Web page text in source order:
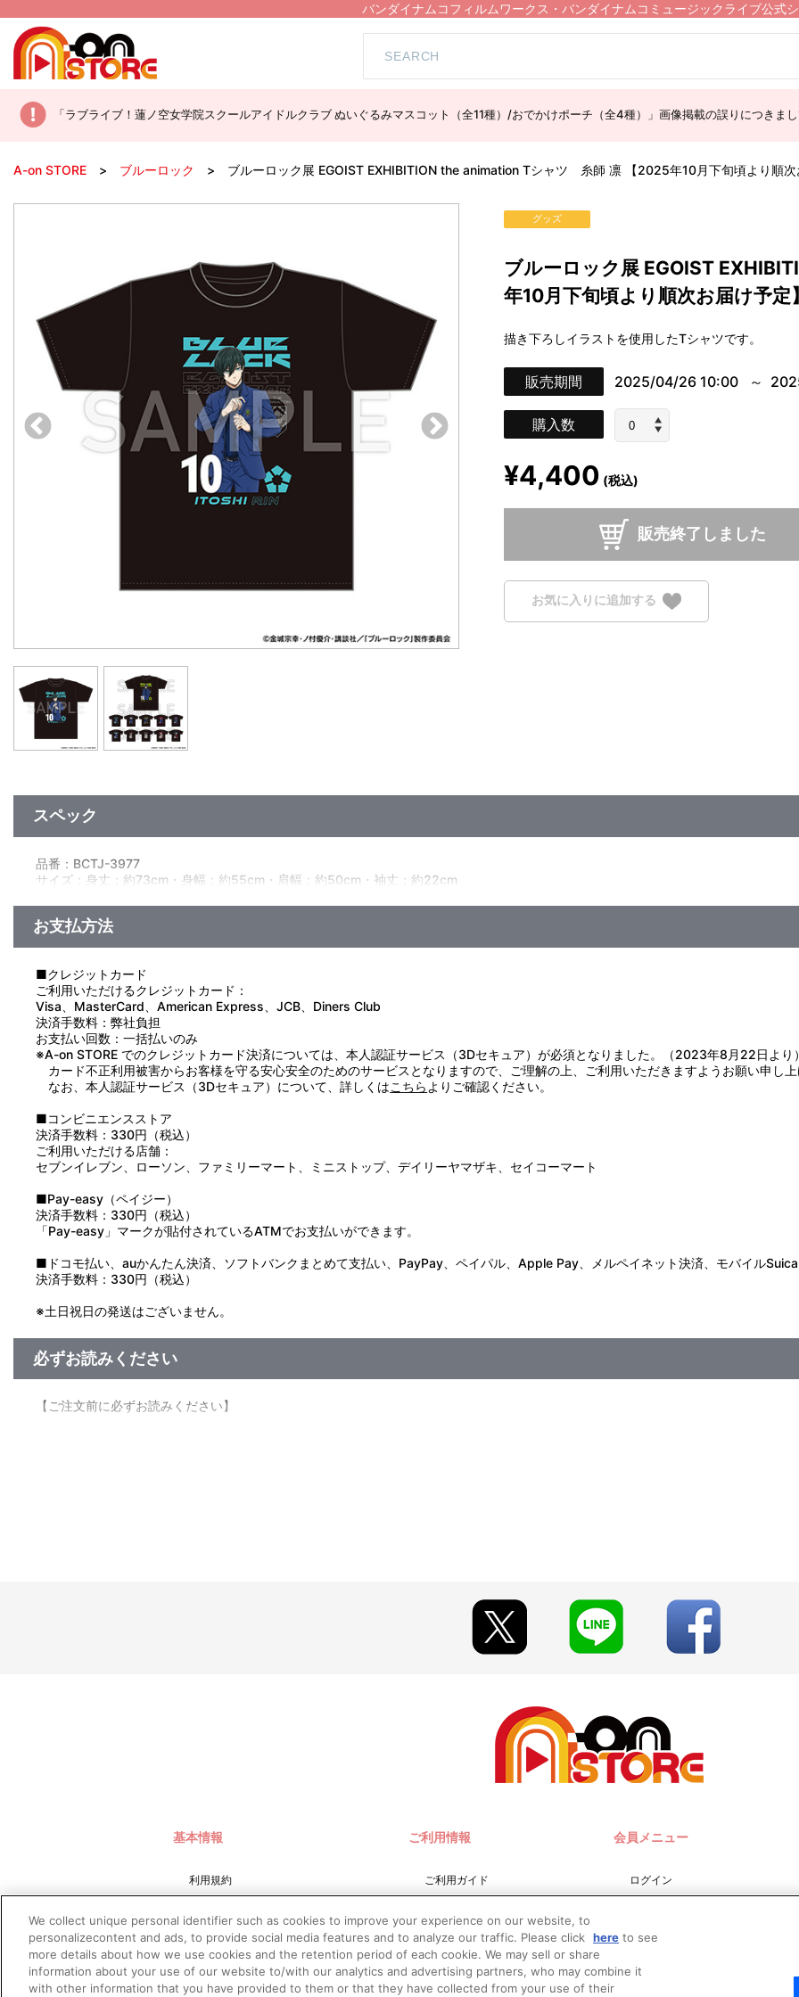
バンダイナムコフィルムワークス・バンダイナムコミュージックライブ公式
「ラブライブ！蓮ノ空女学院スクールアイドルクラブ ぬいぐるみマスコット（全11種）/おでかけポーチ（全4種）」画像掲載の誤りにつきま
A-on STORE ブルーロック ブルーロック展 EGOIST EXHIBITION the animation Tシャツ 糸師 凛 【2025年10月下旬頃より順次
グッズ
ブルーロック展 EGOIST
年10月下旬頃より順次お届け予定】
描き下ろしイラストを使用したTシャツです。
販売期間 2025/04/26 10:00
購入数
¥4,400 (税込)
販売終了しました
お気に入りに追加する
スペック
品番：BCTJ-3977
サイズ：身丈：約73cm・身幅：約55cm・肩幅：約50cm・袖丈：約22cm
お支払方法
■クレジットカード
ご利用いただけるクレジットカード：
Visa、MasterCard、American Express、JCB、Diners Club
決済手数料：弊社負担
お支払い回数：一括払いのみ
※A-on STORE でのクレジットカード決済については、本人認証サービス（3Dセキュア）が必須となりました。（2023年8月22日より）
カード不正利用被害からお客様を守る安心安全のためのサービスとなりますので、ご理解の上、ご利用いただきますようお願い申し上
なお、本人認証サービス（3Dセキュア）について、詳しくはこちら よりご確認ください。
■コンビニエンスストア
決済手数料：330円（税込）
ご利用いただける店舗：
セブンイレブン、ローソン、ファミリーマート、ミニストップ、デイリーヤマザキ、セイコーマート
■Pay-easy（ペイジー）
決済手数料：330円（税込）
「Pay-easy」マークが貼付されているATMでお支払いができます。
■ドコモ払い、auかんたん決済、ソフトバンクまとめて支払い、PayPay、ペイパル、Apple Pay、メルペイネット決済、モバイルSuica
決済手数料：330円（税込）
※土日祝日の発送はございません。
必ずお読みください
【ご注文前に必ずお読みください】
※「ブルーロック展 EGOIST EXHIBITION the animation」グッズ以外の商品との合わせ買いはできません。
ただし、ヨガマット、ぬいぐるみマスコット（全11種）は他商品との合わせ買いはできません。
■ご注文・お支払いについて
※本商品のご注文はバンダイナムコフィルムワークス公式ショップ『A-on STORE』が承り、発送を行います。
なお、ご注文には、バンダイナムコフィルムワークス公式ショップ『A-on STORE』の会員登録（無料）が必要となります。
※メール受信設定を行っているお客様につきましては、必ず[@bnfw.co.jp]のドメイン指定受信の設定をお願いいたします。
(受信許可の設定を行わないとメールが「迷惑メールフォルダ」に入る場合や届かない場合がございます。)
※決済方法「カード決済」を選択時は、注文受付期間最終日（締切日）翌日に決済処理を実施いたします。
ただし、早期に商品の準備数に達した場合は、同締切日より前に決済をさせていただく場合がございます。あらかじめご了承ください
※決済方法「コンビニ決済」「Pay-easy（ペイジー）」を選択時は、ご注文日翌日までにメールにてお支払い方法をご案内させていた
基本情報
利用規約
プライバシーポリシー
プライバシーオプション
会社概要
ご利用情報
ご利用ガイド
お問い合わせ
推奨環境
Do Not Sell or Share My
会員メニュー
ログイン
新規会員登録
We collect unique personal identifier such as cookies to improve your experience on our website, to
personalizecontent and ads, to provide social media features and to analyze our traffic. Please click here to see
more details about how we use cookies and the retention period of each cookie. We may sell or share
information about your use of our website to/with our analytics and advertising partners, who may combine it
with other information that you have provided to them or that they have collected from your use of their